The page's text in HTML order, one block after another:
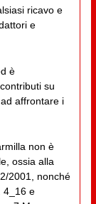
ricavo e
e
è
su
affrontare i
non è
ossia alla
2001, nonché
4_16 e